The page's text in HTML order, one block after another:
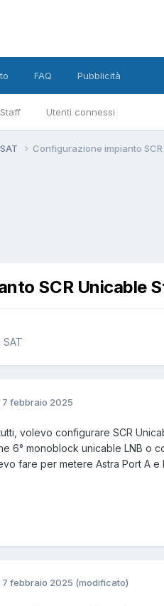
Staff Utenti connessi
FAQ Pubblicità
Configurazione impianto
SCR Unicable
SAT
7 febbraio 2025
volevo configurare SCR
6° monoblock unicable LNB o
fare per metere Astra Port A e
7 febbraio 2025 (modificato)